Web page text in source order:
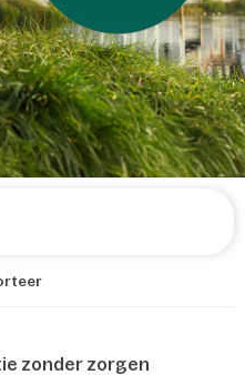
zonder zorgen